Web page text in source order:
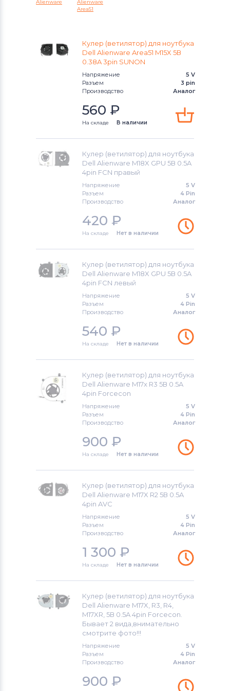
Вентиляторы (кулеры)Клавиатуры
Вентиляторы (кулеры)Packard Bell
Вентиляторы (кулеры)
Вентиляторы (кулеры)
Аккумуляторы для радиостанций
Вентиляторы (кулеры) Vizio
Вентиляторы (кулеры)
Вентиляторы (кулеры)Gateway
Вентиляторы (кулеры)HP
Вентиляторы (кулеры)
Вентиляторы (кулеры)
Вентиляторы (кулеры) Quanta
Вентиляторы (кулеры) Hasee
Вентиляторы (кулеры)Dell
Вентиляторы (кулеры)
Вентиляторы (кулеры)
Вентиляторы (кулеры) LG
Вентиляторы (кулеры)
Вентиляторы (кулеры)Clevo
Вентиляторы (кулеры)Fujitsu-
Вентиляторы (кулеры)
Alienware 15 Series
Alienware Alwar-2508 Alpha
Alienware M Series
G7
Inspiron 1110
Inspiron 11z
Inspiron 14R
Inspiron 17
Inspiron Mini
Inspiron XPS
OptiPlex
Studio XPS
Alienware
Alienware
Area51
Кулер (ветилятор) для ноутбука
Dell Alienware Area51 M15X 5В
0.38A 3pin SUNON
Напряжение
5 V
Разъем
3 pin
Производство
Аналог
560 ₽
На складе В наличии
Кулер (ветилятор) для ноутбука
Dell Alienware M18X GPU 5В 0.5A
4pin FCN правый
Напряжение
5 V
Разъем
4 Pin
Производство
Аналог
420 ₽
На складе Нет в наличии
Кулер (ветилятор) для ноутбука
Dell Alienware M18X GPU 5В 0.5A
4pin FCN левый
Напряжение
5 V
Разъем
4 Pin
Производство
Аналог
540 ₽
На складе Нет в наличии
Кулер (ветилятор) для ноутбука
Dell Alienware M17x R3 5В 0.5A
4pin Forcecon
Напряжение
5 V
Разъем
4 Pin
Производство
Аналог
900 ₽
На складе Нет в наличии
Кулер (ветилятор) для ноутбука
Dell Alienware M17X R2 5В 0.5A
4pin AVC
Напряжение
5 V
Разъем
4 Pin
Производство
Аналог
1 300 ₽
На складе Нет в наличии
Кулер (ветилятор) для ноутбука
Dell Alienware M17X, R3, R4,
M17XR, 5В 0.5A 4pin Forcecon.
Бывает 2 вида,внимательно
смотрите фото!!!
Напряжение
5 V
Разъем
4 Pin
Производство
Аналог
900 ₽